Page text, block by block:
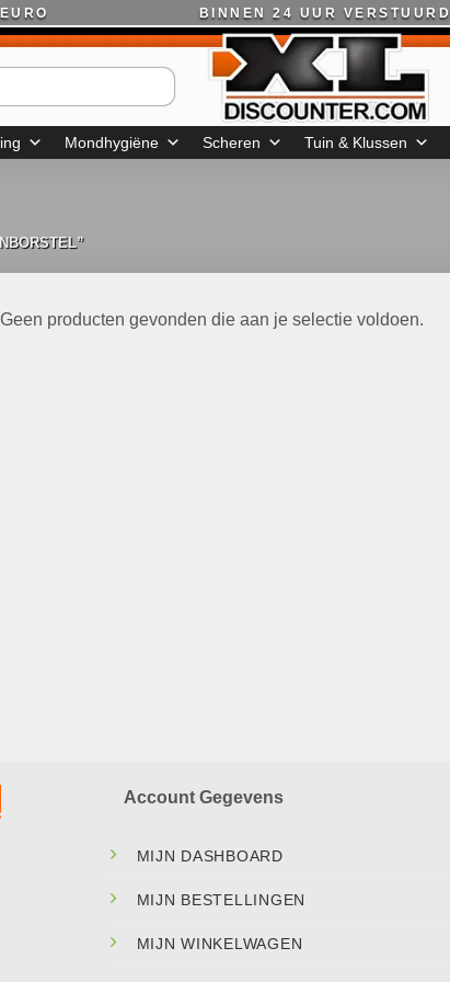
BINNEN 24 UUR VERSTUURD
Mondhygiëne Scheren Tuin & Klussen
Geen producten gevonden die aan je selectie voldoen.
Account Gegevens
MIJN DASHBOARD
MIJN BESTELLINGEN
MIJN WINKELWAGEN